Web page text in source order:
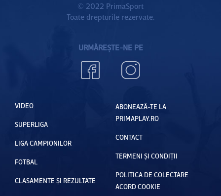
© 2022 PrimaSport
Toate drepturile rezervate.
URMĂREȘTE-NE PE
VIDEO
SUPERLIGA
LIGA CAMPIONILOR
FOTBAL
CLASAMENTE ȘI REZULTATE
ABONEAZĂ-TE LA
PRIMAPLAY.RO
CONTACT
TERMENI ȘI CONDIȚII
POLITICA DE COLECTARE
ACORD COOKIE